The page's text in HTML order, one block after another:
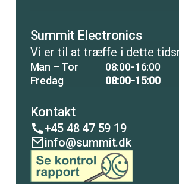
Summit Electronics
Vi er til at træffe i dette
Man – Tor
Fredag
08:00-16:00
08:00-15:00
Kontakt
+45 48 47 59 19
info@summit.dk